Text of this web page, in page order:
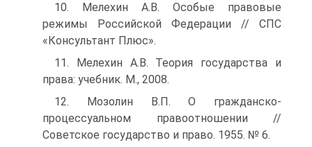
10. Мелехин А.В. Особые правовые
режимы Российской Федерации // СПС
«Консультант Плюс».
11. Мелехин А.В. Теория государства и
права: учебник. М., 2008.
12. Мозолин В.П. О гражданско-
процессуальном правоотношении //
Советское государство и право. 1955. № 6.